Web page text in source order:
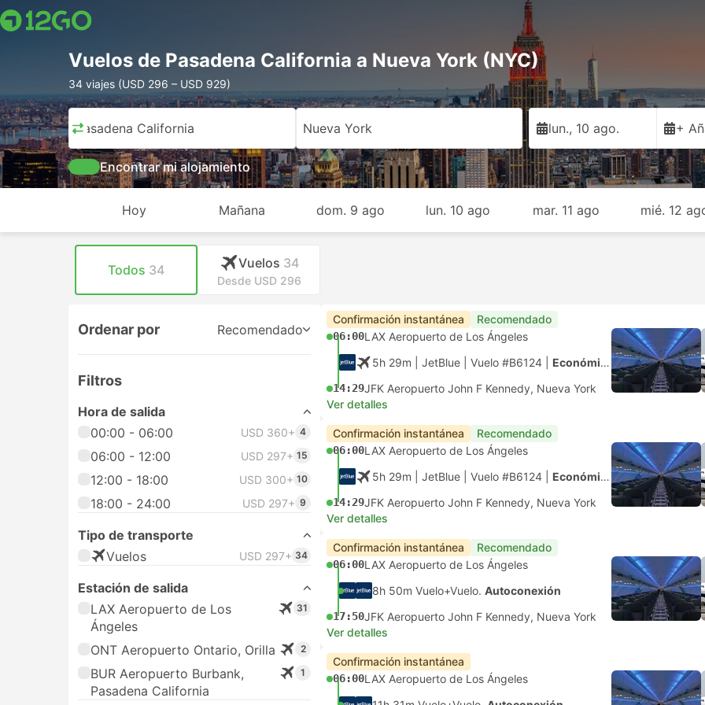
Vuelos de Pasadena California a Nueva York (NYC)
34 viajes (USD 296 – USD 929)
Pasadena California Nueva York lun., 10 ago. +
Encontrar mi alojamiento
Hoy Mañana dom. 9 ago lun. 10 ago mar. 11 ago mié. 12
Todos 34 Vuelos 34
Desde USD 296
Ordenar por Recomendado
Filtros
Hora de salida
00:00 - 06:00
USD 360+ 4
06:00 - 12:00 USD 297+ 15
12:00 - 18:00 USD 300+ 10
18:00 - 24:00 USD 297+ 9
Tipo de transporte
Vuelos
USD 297+ 34
Estación de salida
LAX Aeropuerto de Los
Ángeles
31
ONT Aeropuerto Ontario, Orilla 2
BUR Aeropuerto Burbank,
Pasadena California
1
Confirmación instantánea Recomendado
06:00LAX Aeropuerto de Los Ángeles
5h 29m | JetBlue Vuelo #B6124 Económica
14:29JFK Aeropuerto John F Kennedy, Nueva York
Ver detalles
Confirmación instantánea Recomendado
06:00LAX Aeropuerto de Los Ángeles
5h 29m | JetBlue Vuelo #B6124 Económica
14:29JFK Aeropuerto John F Kennedy, Nueva York
Ver detalles
Confirmación instantánea Recomendado
06:00LAX Aeropuerto de Los Ángeles
8h 50m Vuelo+Vuelo. Autoconexión
17:50JFK Aeropuerto John F Kennedy, Nueva York
Ver detalles
Confirmación instantánea
06:00LAX Aeropuerto de Los Ángeles